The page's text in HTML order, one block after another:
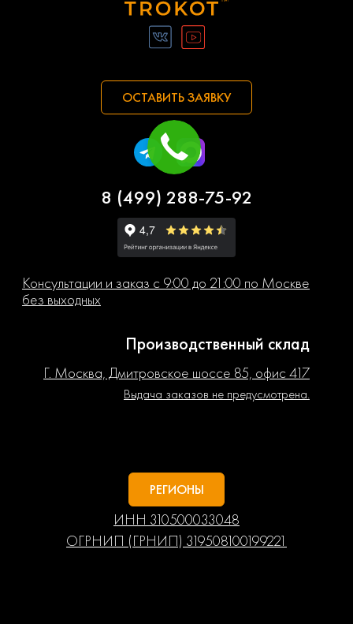
ОСТАВИТЬ ЗАЯВКУ
8 (499) 288-75-92
Консультации и заказ с 9:00 до 21:00 по Москве
без выходных
Производственный склад
Г. Москва, Дмитровское шоссе 85, офис 417
Выдача заказов не предусмотрена.
РЕГИОНЫ
ИНН 310500033048
ОГРНИП (ГРНИП) 319508100199221